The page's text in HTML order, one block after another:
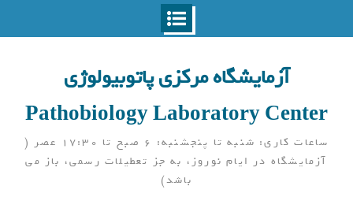
آزمایشگاه مرکزی پاتوبیولوژی
Pathobiology Laboratory Center
ساعات کاری: شنبه تا پنجشنبه: 6 صبح تا 17:30 عصر (
آزمایشگاه در ایام نوروز، به جز تعطیلات رسمی، باز می
باشد)